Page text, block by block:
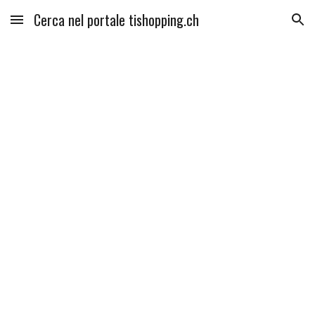
Skip to main content Skip to navigation
Cerca nel portale tishopping.ch